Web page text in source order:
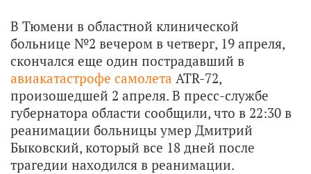
В Тюмени в областной клинической
больнице №2 вечером в четверг, 19 апреля,
скончался еще один пострадавший в
авиакатастрофе самолета ATR-72,
произошедшей 2 апреля. В пресс-службе
губернатора области сообщили, что в 22:30 в
реанимации больницы умер Дмитрий
Быковский, который все 18 дней после
трагедии находился в реанимации.